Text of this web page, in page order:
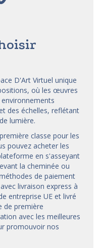
D'Art Virtuel unique
où les œuvres
des échelles, reflétant
lumière.
classe pour les
pouvez acheter les
en s'asseyant
la cheminée ou
de paiement
livraison express à
entreprise UE et livré
de première
avec les meilleures
promouvoir nos